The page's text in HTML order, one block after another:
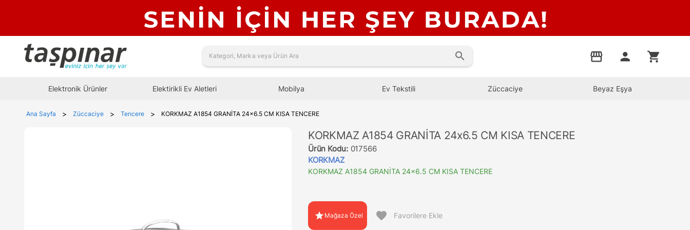
search storefront person shopping_cart
Elektronik Ürünler Elektirikli Ev Aletleri Mobilya Ev Tekstili Züccaciye Beyaz Eşya
Ana Sayfa > Züccaciye > Tencere > KORKMAZ A1854 GRANİTA 24x6.5 CM KISA TENCERE
KORKMAZ A1854 GRANİTA 24x6.5 CM KISA TENCERE
Ürün Kodu: 017566
KORKMAZ
KORKMAZ A1854 GRANİTA 24x6.5 CM KISA TENCERE
star Mağaza Özel favorite Favorilere Ekle